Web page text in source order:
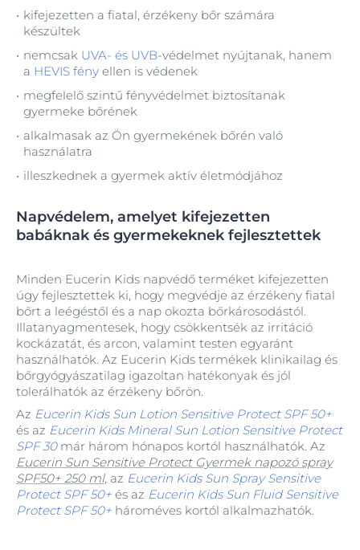
kifejezetten a fiatal, érzékeny bőr számára
készültek
nemcsak UVA- és UVB-védelmet nyújtanak, hanem
a HEVIS fény ellen is védenek
megfelelő szintű fényvédelmet biztosítanak
gyermeke bőrének
alkalmasak az Ön gyermekének bőrén való
használatra
illeszkednek a gyermek aktív életmódjához
Napvédelem, amelyet kifejezetten
babáknak és gyermekeknek fejlesztettek
Minden Eucerin Kids napvédő terméket kifejezetten
úgy fejlesztettek ki, hogy megvédje az érzékeny fiatal
bőrt a leégéstől és a nap okozta bőrkárosodástól.
Illatanyagmentesek, hogy csökkentsék az irritáció
kockázatát, és arcon, valamint testen egyaránt
használhatók. Az Eucerin Kids termékek klinikailag és
bőrgyógyászatilag igazoltan hatékonyak és jól
tolerálhatók az érzékeny bőrön.
Az Eucerin Kids Sun Lotion Sensitive Protect SPF 50+
és az Eucerin Kids Mineral Sun Lotion Sensitive Protect
SPF 30már három hónapos kortól használhatók. Az
Eucerin Sun Sensitive Protect Gyermek napozó spray
SPF50+ 250 ml, az Eucerin Kids Sun Spray Sensitive
Protect SPF 50+ és az Eucerin Kids Sun Fluid Sensitive
Protect SPF 50+ hároméves kortól alkalmazhatók.